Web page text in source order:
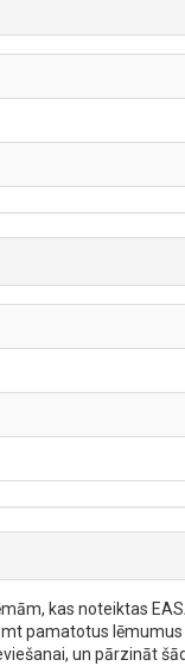
kas noteiktas
pamatotus
un pārzināt